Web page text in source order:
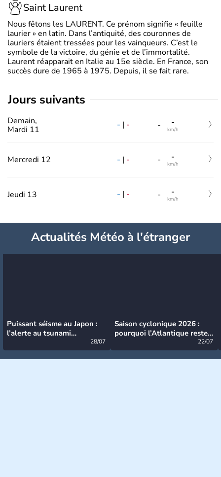
Saint Laurent
Nous fêtons les LAURENT. Ce prénom signifie « feuille
laurier » en latin. Dans l’antiquité, des couronnes de
lauriers étaient tressées pour les vainqueurs. C’est le
symbole de la victoire, du génie et de l’immortalité.
Laurent réapparait en Italie au 15e siècle. En France, son
succès dure de 1965 à 1975. Depuis, il se fait rare.
jours suivants
Demain,
Mardi 11
- | - - -
km/h
Mercredi 12 - | - - -
km/h
Jeudi 13 - | - - -
km/h
Actualités Météo à l'étranger
Puissant séisme au Japon :
l’alerte au tsunami
28/07
Saison cyclonique 2026 :
pourquoi l’Atlantique reste
22/07